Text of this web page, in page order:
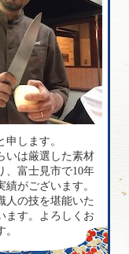
します。
いは厳選した素材
、富士見市で10年
績がございます。
人の技を堪能いた
ます。よろしくお